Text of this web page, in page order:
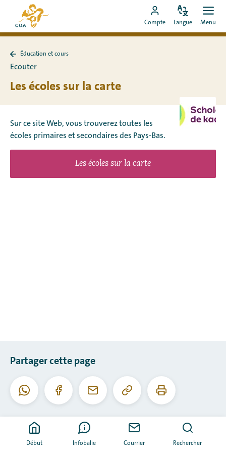
directement
au
Vers
la
page
de
MyCOA
Aller
vers
Compte
Modifiez
langue
Langue Menu
Début Infobalie Courrier Rechercher
à
et
Éducation et cours
Ecouter
Les écoles sur la carte
Sur ce site Web, vous trouverez toutes les
écoles primaires et secondaires des Pays-Bas.
Les écoles sur la carte
Partager cette page
WhatsAppFacebookCourriel
Copier
cette
Imprimer
cette